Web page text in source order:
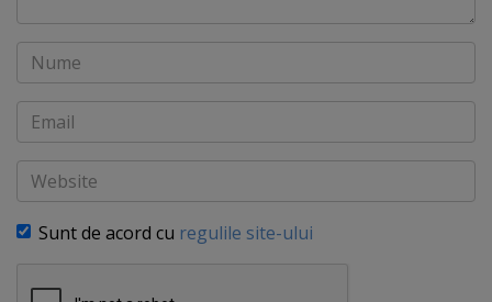
Nume
Email
Website
Sunt de acord cu regulile site-ului